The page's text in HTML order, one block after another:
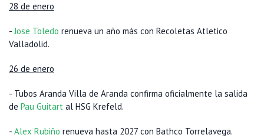
28 de enero
-Jose Toledo renueva un año más con Recoletas Atletico
Valladolid.
26 de enero
- Tubos Aranda Villa de Aranda confirma oficialmente la salida
de Pau Guitart al HSG Krefeld.
- Alex Rubiño renueva hasta 2027 con Bathco Torrelavega.